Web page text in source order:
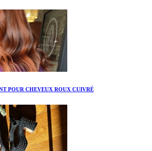
POUR CHEVEUX ROUX CUIVRÉ